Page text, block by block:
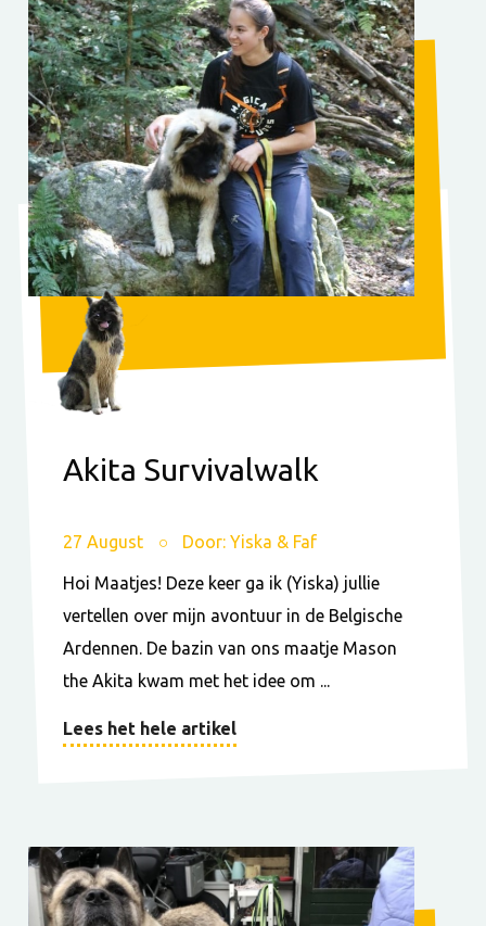
Akita Survivalwalk
27 August Door: Yiska & Faf
Hoi Maatjes! Deze keer ga ik (Yiska) jullie
vertellen over mijn avontuur in de Belgische
Ardennen. De bazin van ons maatje Mason
the Akita kwam met het idee om ...
Lees het hele artikel